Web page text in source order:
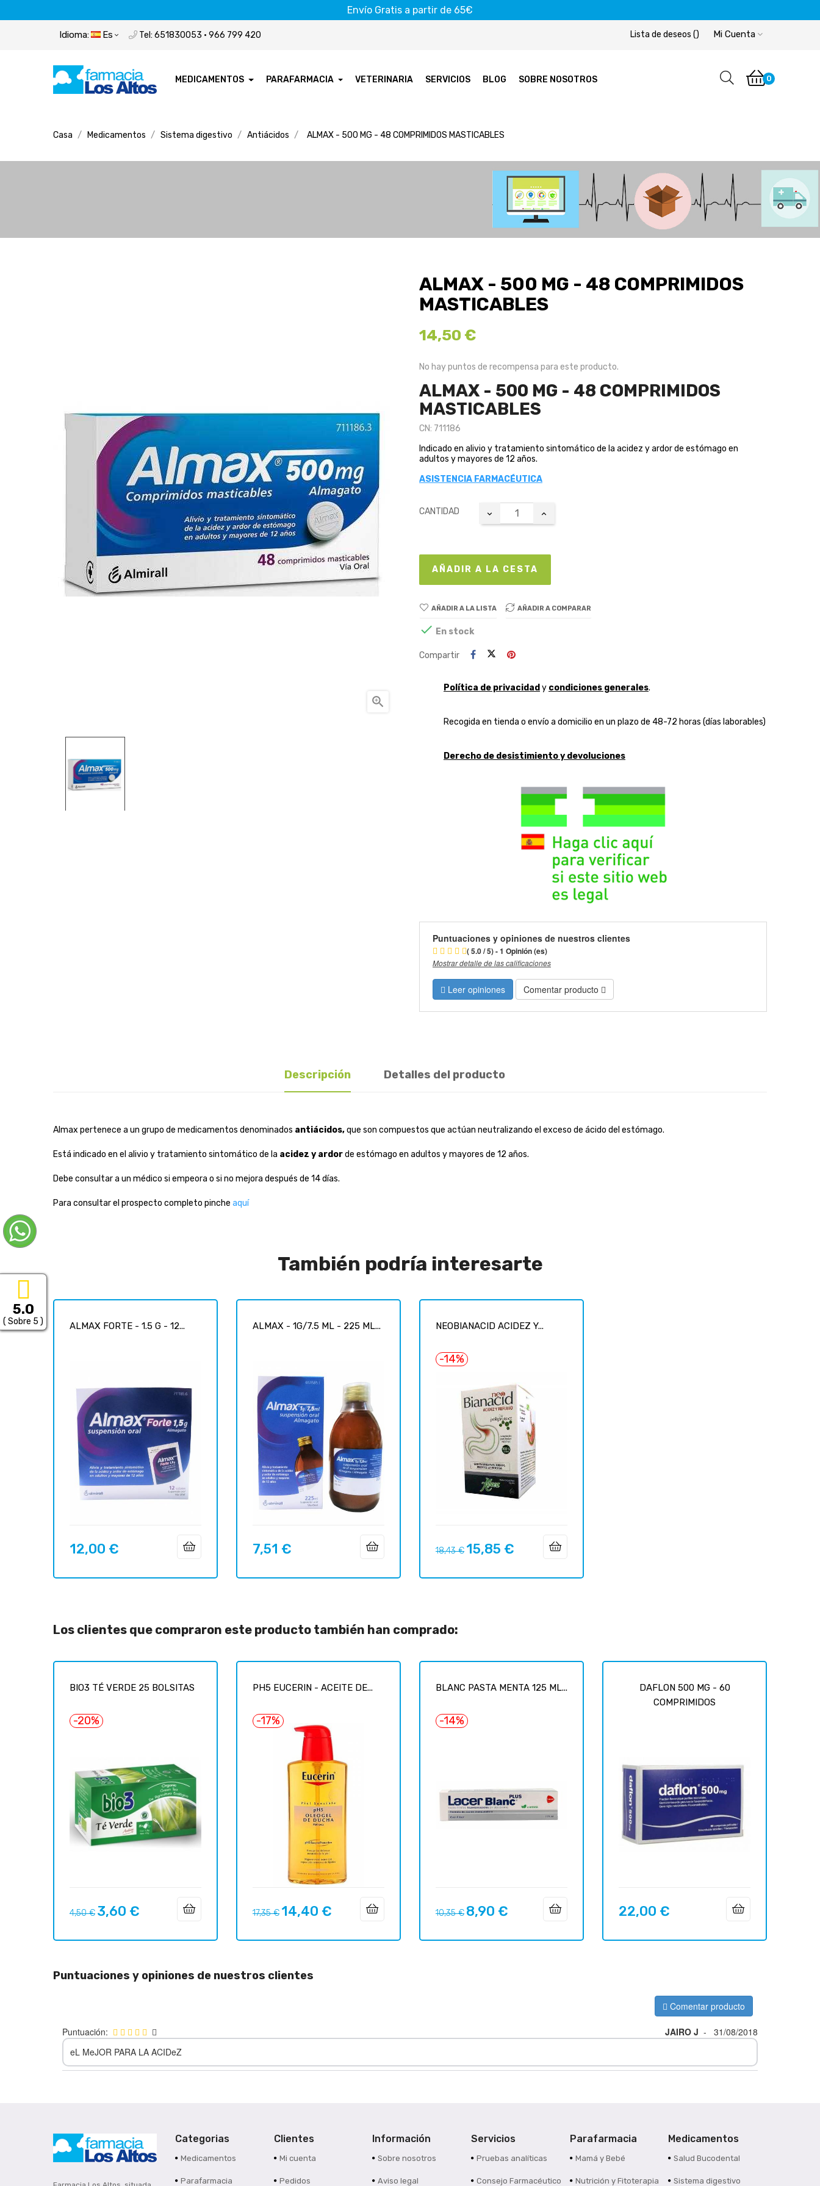
Envío Gratis a partir de 65€
Idioma: Es Tel: 651830053 · 966 799 420 Mi Cuenta
Lista de deseos ()
MEDICAMENTOS PARAFARMACIA VETERINARIA SERVICIOS BLOG SOBRE NOSOTROS 0
Casa Medicamentos Sistema digestivo Antiácidos ALMAX - 500 MG - 48 COMPRIMIDOS MASTICABLES

ALMAX - 500 MG - 48 COMPRIMIDOS
MASTICABLES
14,50 €
No hay puntos de recompensa para este producto.
ALMAX - 500 MG - 48 COMPRIMIDOS
MASTICABLES
CN: 711186
Indicado en alivio y tratamiento sintomático de la acidez y ardor de estómago en
adultos y mayores de 12 años.
ASISTENCIA FARMACÉUTICA
CANTIDAD
AÑADIR A LA CESTA
AÑADIR A LA LISTA AÑADIR A COMPARAR
 En stock
Compartir
Política de privacidad y condiciones generales.
Recogida en tienda o envío a domicilio en un plazo de 48-72 horas (días laborables)
Derecho de desistimiento y devoluciones
Puntuaciones y opiniones de nuestros clientes
( 5.0 / 5) - 1 Opinión (es)
Mostrar detalle de las calificaciones
Leer opiniones Comentar producto
Descripción Detalles del producto
Almax pertenece a un grupo de medicamentos denominados antiácidos,que son compuestos que actúan neutralizando el exceso de ácido del estómago.
Está indicado en el alivio y tratamiento sintomático de la acidez y ardorde estómago en adultos y mayores de 12 años.
Debe consultar a un médico si empeora o si no mejora después de 14 días.
Para consultar el prospecto completo pinche aquí
También podría interesarte
ALMAX FORTE - 1.5 G - 12...
Precio
12,00 €
ALMAX - 1G/7.5 ML - 225 ML...
Precio
7,51 €
NEOBIANACID ACIDEZ Y...
-14%
Precio
18,43 € Precio
15,85 €
Los clientes que compraron este producto también han comprado:
BIO3 TÉ VERDE 25 BOLSITAS
-20%
Precio
4,50 € Precio
3,60 €
PH5 EUCERIN - ACEITE DE...
-17%
Precio
17,35 € Precio
14,40 €
BLANC PASTA MENTA 125 ML...
-14%
Precio
10,35 € Precio
8,90 €
DAFLON 500 MG - 60
COMPRIMIDOS
Precio
22,00 €
Puntuaciones y opiniones de nuestros clientes
Comentar producto
Puntuación: JAIRO J -
31/08/2018
eL MeJOR PARA LA ACIDeZ
Categorias
Medicamentos
Parafarmacia
Clientes
Mi cuenta
Pedidos
Información
Sobre nosotros
Aviso legal
Servicios
Pruebas analíticas
Consejo Farmacéutico
Parafarmacia
Mamá y Bebé
Nutrición y Fitoterapia
Medicamentos
Salud Bucodental
Sistema digestivo
5.0
( Sobre 5 )